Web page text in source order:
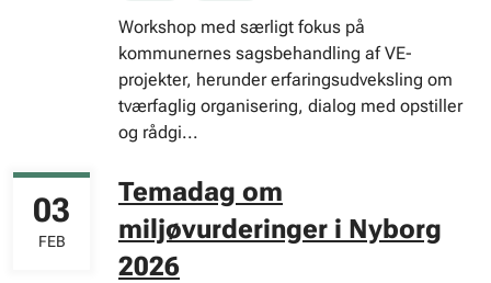
Workshop med særligt fokus på
kommunernes sagsbehandling af VE-
projekter, herunder erfaringsudveksling om
tværfaglig organisering, dialog med opstiller
og rådgi...
Temadag om
miljøvurderinger i Nyborg
2026
03
FEB